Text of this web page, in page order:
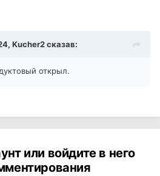
Kucher2 сказав:
открыл.
или войдите в него